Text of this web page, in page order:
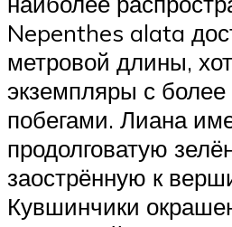
Nepenthes alata
метровой длины,
экземпляры с более
побегами. Лиана
продолговатую
заострённую к
Кувшинчики